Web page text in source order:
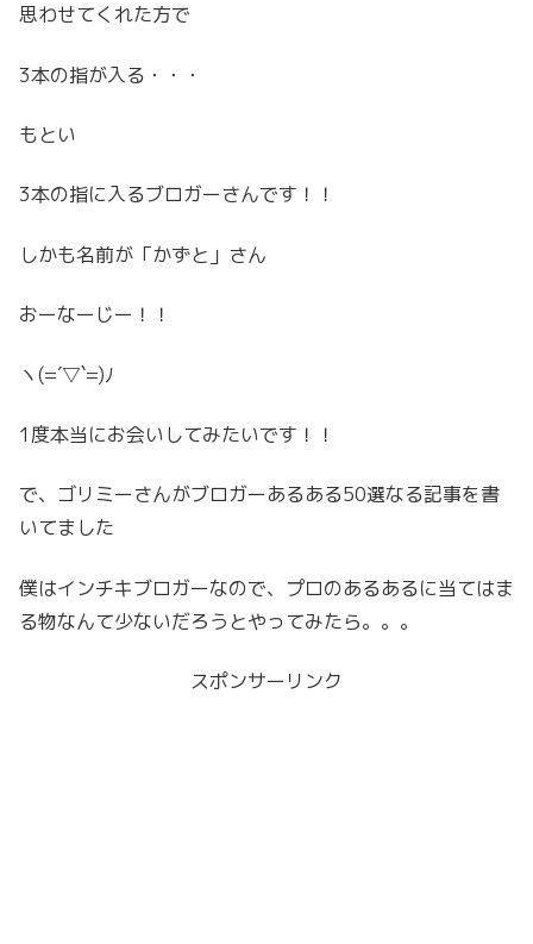
思わせてくれた方で
3本の指が入る・・・
もとい
3本の指に入るブロガーさんです！！
しかも名前が「かずと」さん
おーなーじー！！
ヽ(=´▽`=)ﾉ
1度本当にお会いしてみたいです！！
で、ゴリミーさんがブロガーあるある50選なる記事を書
いてました
僕はインチキブロガーなので、プロのあるあるに当てはま
る物なんて少ないだろうとやってみたら。。。
スポンサーリンク